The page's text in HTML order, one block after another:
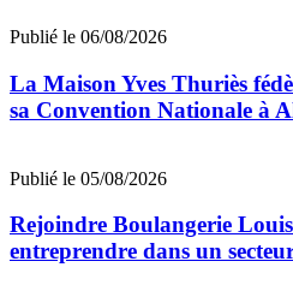
Publié le 06/08/2026
La Maison Yves Thuriès
sa Convention Nationale à
Publié le 05/08/2026
Rejoindre Boulangerie
entreprendre dans un